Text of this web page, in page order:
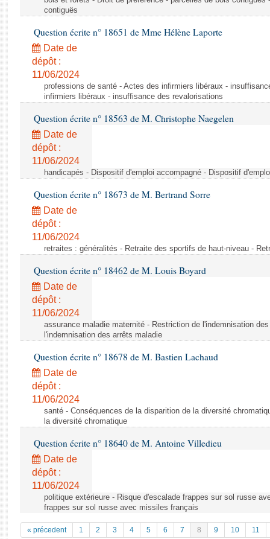
contiguës
Question écrite n° 18651 de Mme Hélène Laporte
Date de
dépôt :
11/06/2024
professions de santé - Actes des infirmiers libéraux -
infirmiers libéraux - insuffisance des revalorisations
Question écrite n° 18563 de M. Christophe Naegelen
Date de
dépôt :
11/06/2024
handicapés - Dispositif d'emploi accompagné - Dispositif
Question écrite n° 18673 de M. Bertrand Sorre
Date de
dépôt :
11/06/2024
retraites : généralités - Retraite des sportifs de haut-niveau -
Question écrite n° 18462 de M. Louis Boyard
Date de
dépôt :
11/06/2024
assurance maladie maternité - Restriction de l'indemnisation
l'indemnisation des arrêts maladie
Question écrite n° 18678 de M. Bastien Lachaud
Date de
dépôt :
11/06/2024
santé - Conséquences de la disparition de la diversité
la diversité chromatique
Question écrite n° 18640 de M. Antoine Villedieu
Date de
dépôt :
11/06/2024
politique extérieure - Risque d'escalade frappes sur sol russe
frappes sur sol russe avec missiles français
« précedent 1 2 3 4 5 6 7 8 9 10 11